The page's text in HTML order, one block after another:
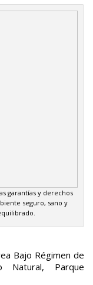
garantías y derechos
seguro, sano y
Bajo Régimen de
Natural, Parque